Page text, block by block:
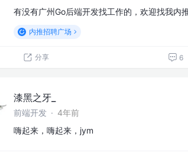
有没有广州Go后端开发找工作的，欢迎找我内
内推招聘广场
分享 6
漆黑之牙_
前端开发 · 4年前
嗨起来，嗨起来，jym